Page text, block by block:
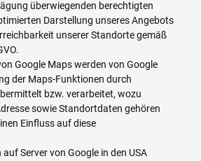
überwiegenden berechtigten
Darstellung unseres Angebots
unserer Standorte gemäß
Google Maps werden von Google
der Maps-Funktionen durch
bzw. verarbeitet, wozu
sowie Standortdaten gehören
Einfluss auf diese
Server von Google in den USA